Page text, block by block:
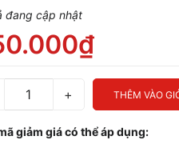
đang cập nhật
+ THÊM VÀO
giảm giá có thể áp dụng: